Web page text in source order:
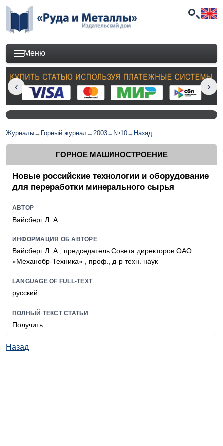
Меню
Журналы→ Горный журнал →2003→ №10→ Назад
ГОРНОЕ МАШИНОСТРОЕНИЕ
Новые российские технологии и оборудование
для переработки минерального сырья
АВТОР
Вайсберг Л. А.
ИНФОРМАЦИЯ ОБ АВТОРЕ
Вайсберг Л. А., председатель Совета директоров ОАО
«Механобр-Техника» , проф., д-р техн. наук
LANGUAGE OF FULL-TEXT
русский
ПОЛНЫЙ ТЕКСТ СТАТЬИ
Получить
Назад